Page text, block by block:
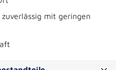
mit geringen